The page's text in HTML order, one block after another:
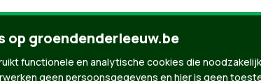
op groendenderleeuw.be
functionele en analytische cookies die
geen persoonsgegevens en hier is geen